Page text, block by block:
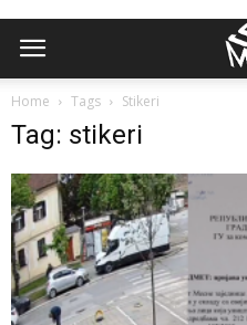
Home Tags Stikeri
Tag: stikeri